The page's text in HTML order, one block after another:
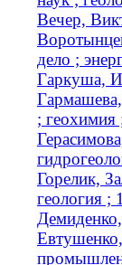
Вечер,
дело ;
Гаркуша,
;
Горелик,
геология